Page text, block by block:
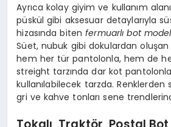
Ayrıca kolay giyim ve kullanım
püskül gibi aksesuar detaylarıyla
hizasında bitenfermuarlı bot
Süet, nubuk gibi dokulardan
hem her tür pantolonla, hem de
streight tarzında dar kot pantolonla
kullanılabilecek tarzda. Renklerden
gri ve kahve tonları sene